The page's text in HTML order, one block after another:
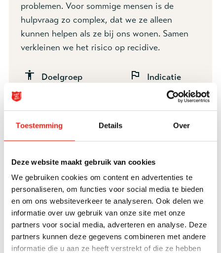
Toestemming Details Over
Deze website maakt gebruik van cookies
We gebruiken cookies om content en advertenties te
personaliseren, om functies voor social media te bieden
en om ons websiteverkeer te analyseren. Ook delen we
informatie over uw gebruik van onze site met onze
partners voor social media, adverteren en analyse. Deze
partners kunnen deze gegevens combineren met andere
informatie die u aan ze heeft verstrekt of die ze hebben
problemen. Voor sommige mensen is de
hulpvraag zo complex, dat we ze alleen
kunnen helpen als ze bij ons wonen. Samen
verkleinen we het risico op recidive.
Doelgroep
Indicatie
24-
uursbegeleiding
Leefsituatie
Eigen kamer
Eigen sanitair
Specificaties
Begeleiding